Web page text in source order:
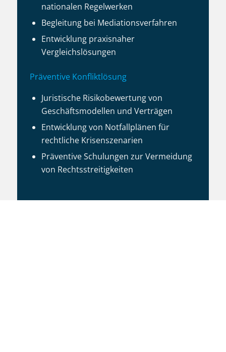
nationalen Regelwerken
Begleitung bei Mediationsverfahren
Entwicklung praxisnaher
Vergleichslösungen
Präventive Konfliktlösung
Juristische Risikobewertung von
Geschäftsmodellen und Verträgen
Entwicklung von Notfallplänen für
rechtliche Krisenszenarien
Präventive Schulungen zur Vermeidung
von Rechtsstreitigkeiten